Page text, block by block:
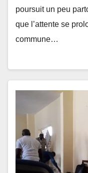
poursuit un peu
que l’attente se
commune…